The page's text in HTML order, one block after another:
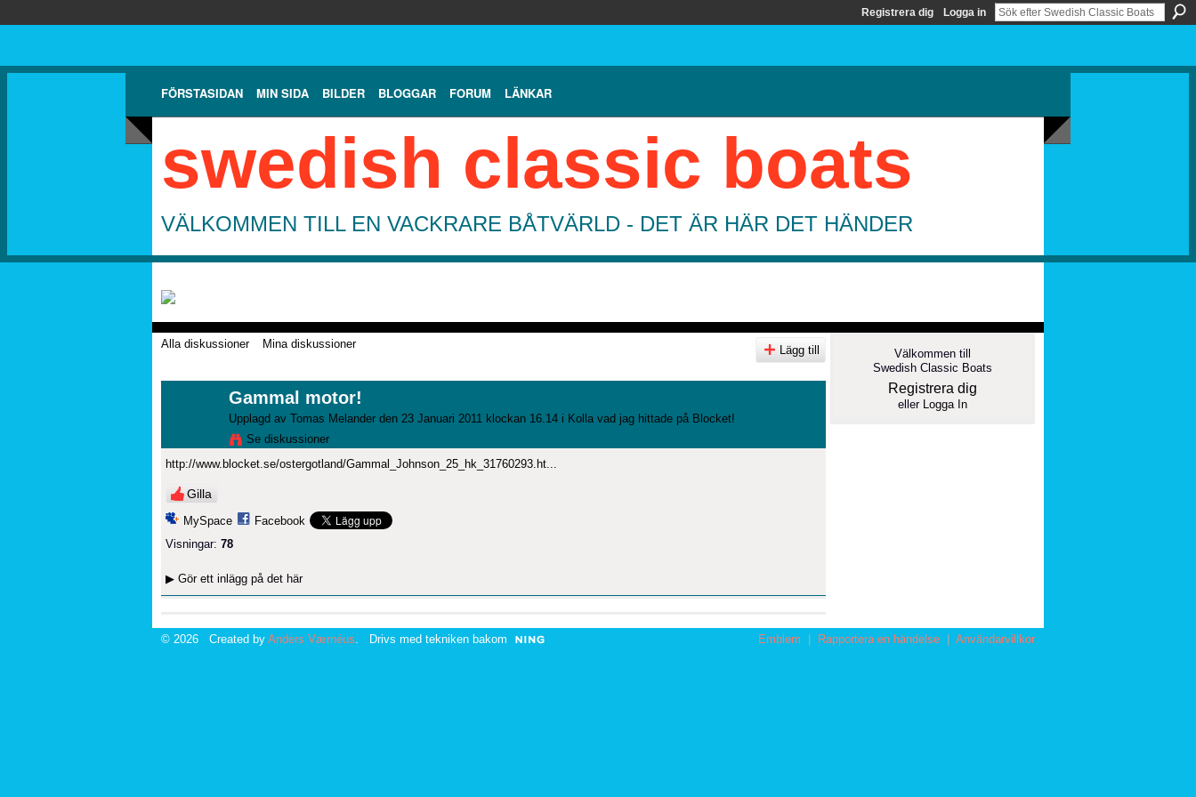
Registrera dig Logga in
FÖRSTASIDAN MIN SIDA BILDER BLOGGAR FORUM LÄNKAR
swedish classic boats
VÄLKOMMEN TILL EN VACKRARE BÅTVÄRLD - DET ÄR HÄR DET HÄNDER
Alla diskussioner Mina diskussioner Lägg till
Gammal motor!
Upplagd av Tomas Melander den 23 Januari 2011 klockan 16.14 i Kolla vad jag hittade på Blocket!
Se diskussioner
http://www.blocket.se/ostergotland/Gammal_Johnson_25_hk_31760293.ht...
Gilla
MySpace
Facebook
Visningar: 78
▶ Gör ett inlägg på det här
Välkommen till
Swedish Classic Boats
Registrera dig
eller Logga In
© 2026 Created by Anders Værnéus . Drivs med tekniken bakom Emblem | Rapportera en händelse | Användarvillkor